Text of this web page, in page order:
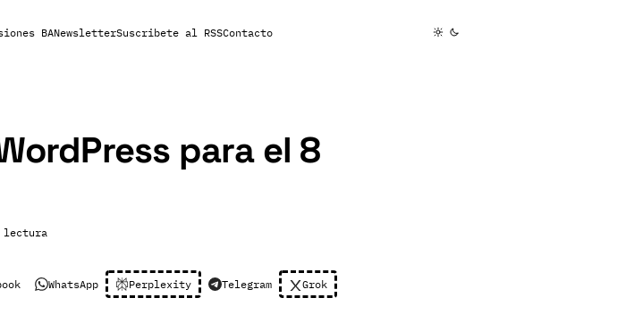
BANewsletterSuscribete al RSSContacto
para el 8
lectura
WhatsApp Perplexity Telegram Grok